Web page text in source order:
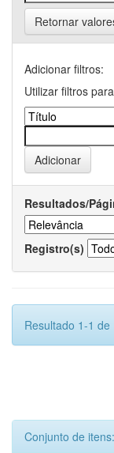
Retornar
Adicionar filtros:
Utilizar filtros
Resultados/
Registro(s)
Resultado 1-1 de
Conjunto de itens: